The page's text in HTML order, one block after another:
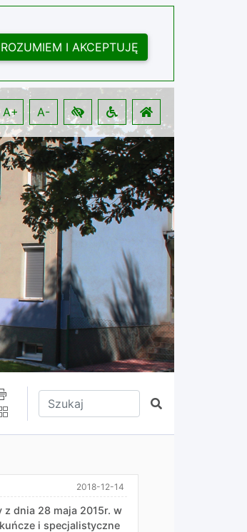
ROZUMIEM I AKCEPTUJĘ
A+ A-
Wpisz tekst do wyszukania
Szukaj
2018-12-14
z dnia 28 maja 2015r. w
i specjalistyczne